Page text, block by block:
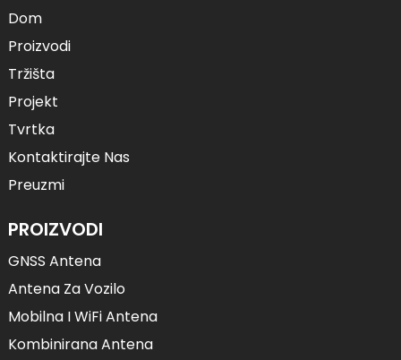
Dom
Proizvodi
Tržišta
Projekt
Tvrtka
Kontaktirajte Nas
Preuzmi
PROIZVODI
GNSS Antena
Antena Za Vozilo
Mobilna I WiFi Antena
Kombinirana Antena